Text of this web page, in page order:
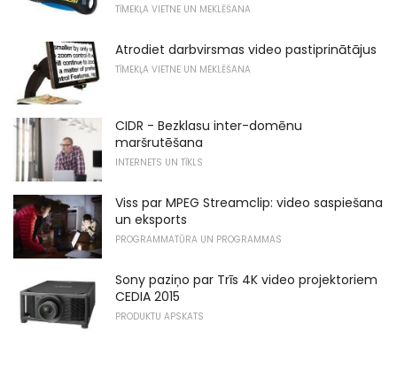
TĪMEKĻA VIETNE UN MEKLĒŠANA
Atrodiet darbvirsmas video pastiprinātājus
TĪMEKĻA VIETNE UN MEKLĒŠANA
CIDR - Bezklasu inter-domēnu
maršrutēšana
INTERNETS UN TĪKLS
Viss par MPEG Streamclip: video saspiešana
un eksports
PROGRAMMATŪRA UN PROGRAMMAS
Sony paziņo par Trīs 4K video projektoriem
CEDIA 2015
PRODUKTU APSKATS